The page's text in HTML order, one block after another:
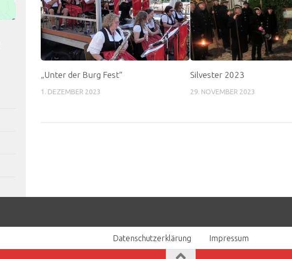
„Unter der Burg Fest“
1. DEZEMBER 2023
Silvester 2023
29. NOVEMBER 2023
Datenschutzerklärung Impressum